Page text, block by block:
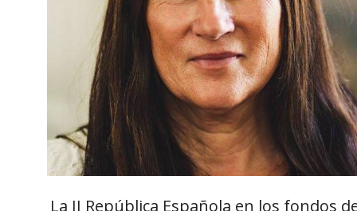
La II República Española en los fondos